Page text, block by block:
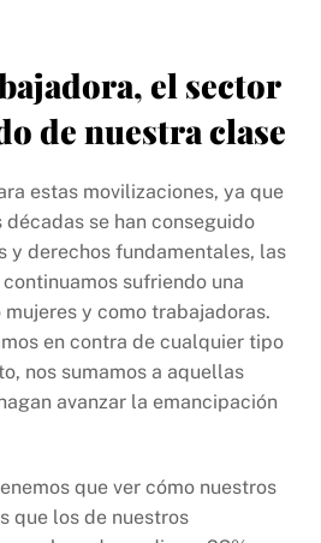
el sector
de nuestra clase
estas movilizaciones, ya que
se han conseguido
y derechos fundamentales, las
sufriendo una
y como trabajadoras.
en contra de cualquier tipo
nos sumamos a aquellas
avanzar la emancipación
que ver cómo nuestros
que los de nuestros